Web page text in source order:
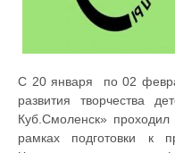
С 20 января по 02
развития творчества
Куб.Смоленск»
рамках подготовки к